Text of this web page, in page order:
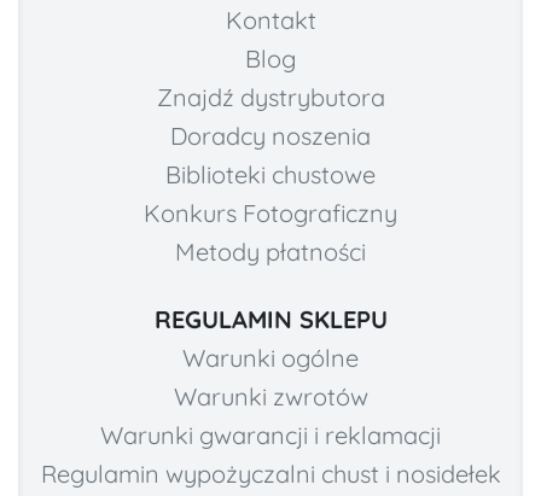
Kontakt
Blog
Znajdź dystrybutora
Doradcy noszenia
Biblioteki chustowe
Konkurs Fotograficzny
Metody płatności
REGULAMIN SKLEPU
Warunki ogólne
Warunki zwrotów
Warunki gwarancji i reklamacji
Regulamin wypożyczalni chust i nosidełek